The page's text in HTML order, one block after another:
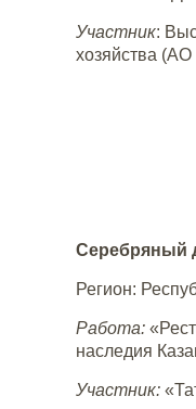
Участник:
хозяйства
Серебряный
Регион:
Работа:
наследия
Участник: